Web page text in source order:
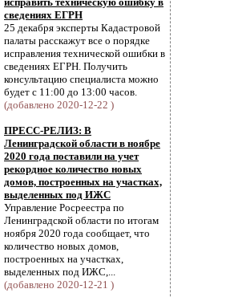
сведениях ЕГРН
25 декабря эксперты Кадастровой
палаты расскажут все о порядке
исправления технической ошибки в
сведениях ЕГРН. Получить
консультацию специалиста можно
будет с 11:00 до 13:00 часов.
(добавлено 2020-12-22 )
ПРЕСС-РЕЛИЗ: В
Ленинградской области в ноябре
2020 года поставили на учет
рекордное количество новых
домов, построенных на участках,
выделенных под ИЖС
Управление Росреестра по
Ленинградской области по итогам
ноября 2020 года сообщает, что
количество новых домов,
построенных на участках,
выделенных под ИЖС,...
(добавлено 2020-12-21 )